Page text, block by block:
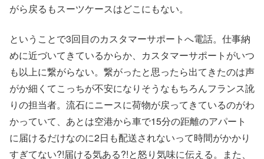
がら戻るもスーツケースはどこにもない。
ということで3回目のカスタマーサポートへ電話。仕事納
めに近づいてきているからか、カスタマーサポートがいつ
も以上に繋がらない。繋がったと思ったら出てきたのは声
がか細くてこっちが不安になりそうなもちろんフランス訛
りの担当者。流石にニースに荷物が戻ってきているのがわ
かっていて、あとは空港から車で15分の距離のアパート
に届けるだけなのに2日も配送されないって時間がかかり
すぎてない?!届ける気ある?!と怒り気味に伝える。また、